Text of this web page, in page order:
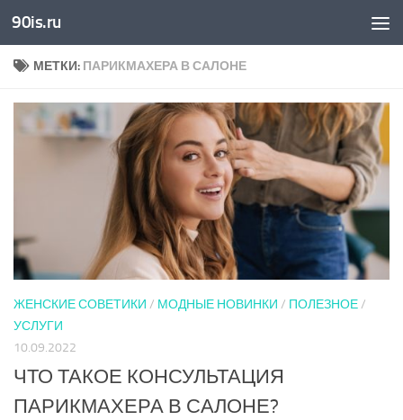
Skip to content
90is.ru
МЕТКИ: ПАРИКМАХЕРА В САЛОНЕ
ЖЕНСКИЕ СОВЕТИКИ / МОДНЫЕ НОВИНКИ / ПОЛЕЗНОЕ/
УСЛУГИ
10.09.2022
ЧТО ТАКОЕ КОНСУЛЬТАЦИЯ
ПАРИКМАХЕРА В САЛОНЕ?